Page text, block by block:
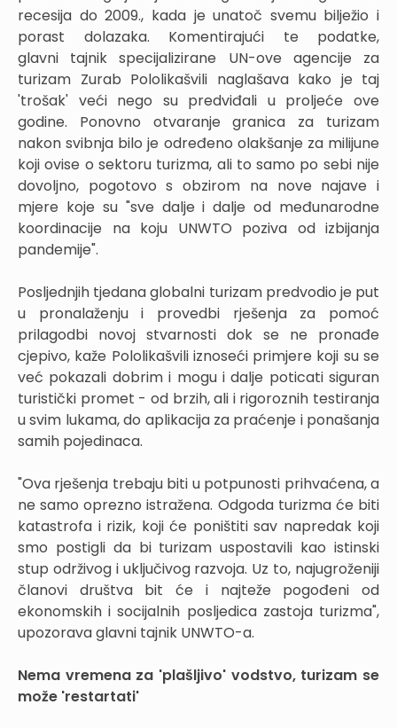
recesija do 2009., kada je unatoč svemu bilježio i
porast dolazaka. Komentirajući te podatke,
glavni tajnik specijalizirane UN-ove agencije za
turizam Zurab Pololikašvili naglašava kako je taj
'trošak' veći nego su predviđali u proljeće ove
godine. Ponovno otvaranje granica za turizam
nakon svibnja bilo je određeno olakšanje za milijune
koji ovise o sektoru turizma, ali to samo po sebi nije
dovoljno, pogotovo s obzirom na nove najave i
mjere koje su "sve dalje i dalje od međunarodne
koordinacije na koju UNWTO poziva od izbijanja
pandemije".
Posljednjih tjedana globalni turizam predvodio je put
u pronalaženju i provedbi rješenja za pomoć
prilagodbi novoj stvarnosti dok se ne pronađe
cjepivo, kaže Pololikašvili iznoseći primjere koji su se
već pokazali dobrim i mogu i dalje poticati siguran
turistički promet - od brzih, ali i rigoroznih testiranja
u svim lukama, do aplikacija za praćenje i ponašanja
samih pojedinaca.
"Ova rješenja trebaju biti u potpunosti prihvaćena, a
ne samo oprezno istražena. Odgoda turizma će biti
katastrofa i rizik, koji će poništiti sav napredak koji
smo postigli da bi turizam uspostavili kao istinski
stup održivog i uključivog razvoja. Uz to, najugroženiji
članovi društva bit će i najteže pogođeni od
ekonomskih i socijalnih posljedica zastoja turizma",
upozorava glavni tajnik UNWTO-a.
Nema vremena za 'plašljivo' vodstvo, turizam se
može 'restartati'